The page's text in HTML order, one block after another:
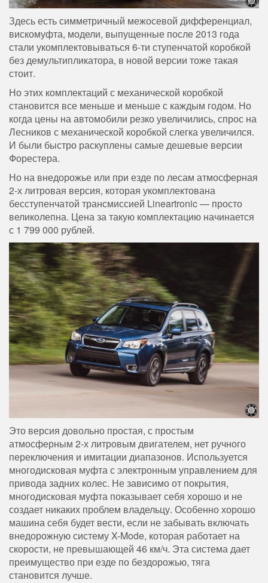
Здесь есть симметричный межосевой дифференциал,
вискомуфта, модели, выпущенные после 2013 года
стали укомплектовываться 6-ти ступенчатой коробкой
без демультипликатора, в новой версии тоже такая
стоит.
Но этих комплектаций с механической коробкой
становится все меньше и меньше с каждым годом. Но
когда цены на автомобили резко увеличились, спрос на
Лесников с механической коробкой слегка увеличился.
И были быстро раскуплены самые дешевые версии
Форестера.
Но на внедорожье или при езде по лесам атмосферная
2-х литровая версия, которая укомплектована
бесступенчатой трансмиссией Lineartronic — просто
великолепна. Цена за такую комплектацию начинается
с 1 799 000 рублей.
Это версия довольно простая, с простым
атмосферным 2-х литровым двигателем, нет ручного
переключения и имитации диапазонов. Используется
многодисковая муфта с электронным управлением для
привода задних колес. Не зависимо от покрытия,
многодисковая муфта показывает себя хорошо и не
создает никаких проблем владельцу. Особенно хорошо
машина себя будет вести, если не забывать включать
внедорожную систему X-Mode, которая работает на
скорости, не превышающей 46 км/ч. Эта система дает
преимущество при езде по бездорожью, тяга
становится лучше.